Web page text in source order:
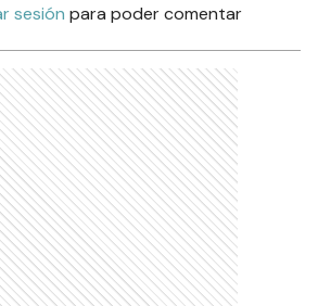
sesión para poder comentar